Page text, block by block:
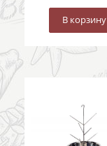
В корзину